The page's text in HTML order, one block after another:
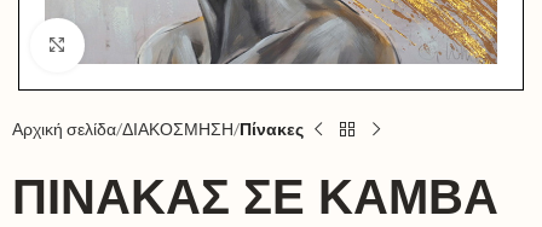
Click to enlarge
Αρχική σελίδα ΔΙΑΚΟΣΜΗΣΗ Πίνακες
ΠΊΝΑΚΑΣ ΣΕ ΚΑΜΒΆ